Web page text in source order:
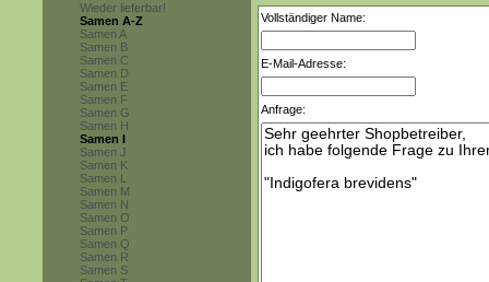
Wieder lieferbar!
Samen A-Z
Samen A
Samen B
Samen C
Samen D
Samen E
Samen F
Samen G
Samen H
Samen I
Samen J
Samen K
Samen L
Samen M
Samen N
Samen O
Samen P
Samen Q
Samen R
Samen S
Vollständiger Name:
E-Mail-Adresse:
Anfrage: